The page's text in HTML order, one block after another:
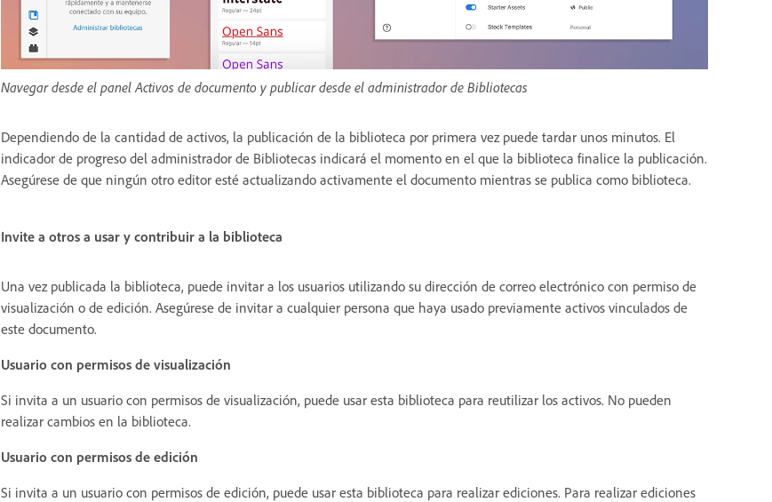
Navegar desde el panel Activos de documento y publicar desde el administrador de Bibliotecas
Dependiendo de la cantidad de activos, la publicación de la biblioteca por primera vez puede tardar unos minutos. El
indicador de progreso del administrador de Bibliotecas indicará el momento en el que la biblioteca finalice la publicación.
Asegúrese de que ningún otro editor esté actualizando activamente el documento mientras se publica como biblioteca.
Invite a otros a usar y contribuir a la biblioteca
Una vez publicada la biblioteca, puede invitar a los usuarios utilizando su dirección de correo electrónico con permiso de
visualización o de edición. Asegúrese de invitar a cualquier persona que haya usado previamente activos vinculados de
este documento.
Usuario con permisos de visualización
Si invita a un usuario con permisos de visualización, puede usar esta biblioteca para reutilizar los activos. No pueden
realizar cambios en la biblioteca.
Usuario con permisos de edición
Si invita a un usuario con permisos de edición, puede usar esta biblioteca para realizar ediciones. Para realizar ediciones